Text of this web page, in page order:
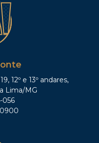
12º e 13º andares,
Lima/MG
056
0900